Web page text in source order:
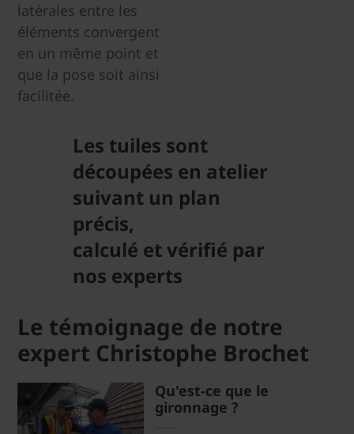
latérales entre les
éléments convergent
en un même point et
que la pose soit ainsi
facilitée.
Les tuiles sont
découpées en atelier
suivant un plan
précis,
calculé et vérifié par
nos experts
Le témoignage de notre
expert Christophe Brochet
Qu'est-ce que le
gironnage ?